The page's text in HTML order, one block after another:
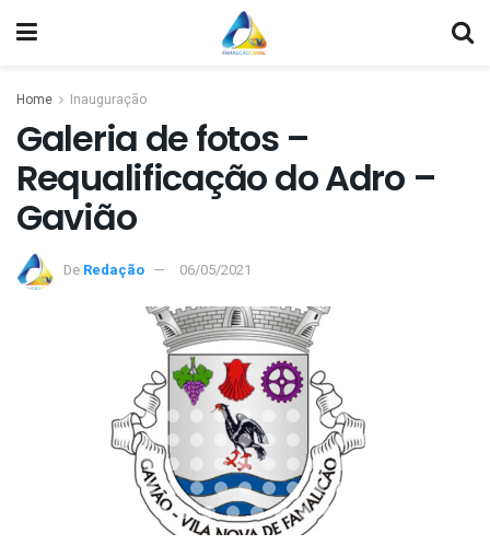
Home Inauguração
Galeria de fotos –
Requalificação do Adro –
Gavião
De Redação 06/05/2021